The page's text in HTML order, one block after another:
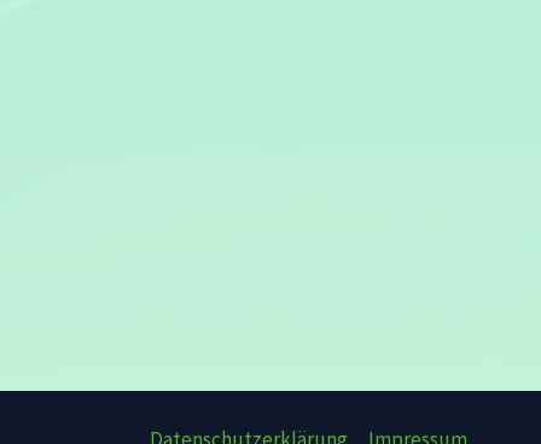
Datenschutzerklärung Impressum